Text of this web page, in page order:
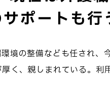
ポートも行
境の整備なども任され
く、親しまれている。利